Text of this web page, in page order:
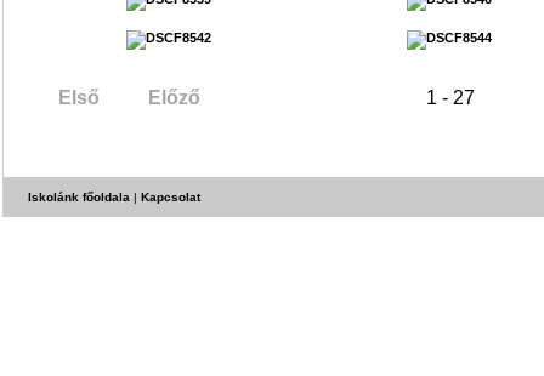
Első Előző 1 - 27
Iskolánk főoldala | Kapcsolat